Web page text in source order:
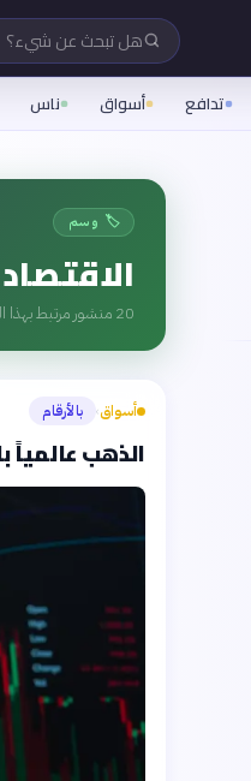
هل تبحث عن شيء؟
تدافع أسواق ناس
🏷️ وسم
20 منشور مرتبط بهذا
أسواق› بالأرقام
الذهب